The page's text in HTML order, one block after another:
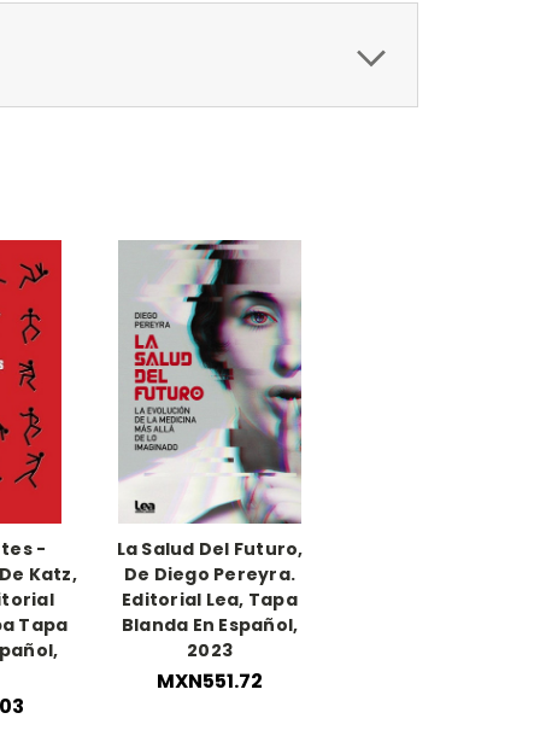
-
Katz,
Tapa
La Salud Del Futuro,
De Diego Pereyra.
Editorial Lea, Tapa
Blanda En Español,
2023
MXN551.72